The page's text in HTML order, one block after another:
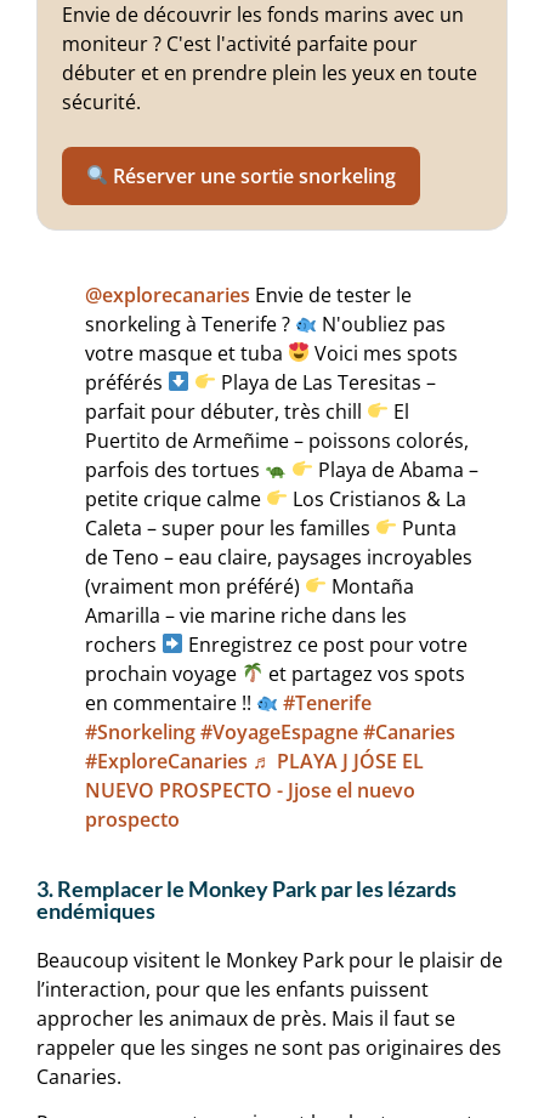
Envie de découvrir les fonds marins avec un
moniteur ? C'est l'activité parfaite pour
débuter et en prendre plein les yeux en toute
sécurité.
Réserver une sortie snorkeling
@explorecanaries Envie de tester le
snorkeling à Tenerife ?
N'oubliez pas
votre masque et tuba
Voici mes spots
préférés
Playa de Las Teresitas –
parfait pour débuter, très chill
El
Puertito de Armeñime – poissons colorés,
parfois des tortues
Playa de Abama –
petite crique calme
Los Cristianos & La
Caleta – super pour les familles
Punta
de Teno – eau claire, paysages incroyables
(vraiment mon préféré)
Montaña
Amarilla – vie marine riche dans les
rochers
Enregistrez ce post pour votre
prochain voyage
et partagez vos spots
en commentaire !!
#Tenerife
#Snorkeling#VoyageEspagne#Canaries
#ExploreCanaries ♬ PLAYA J JÓSE EL
NUEVO PROSPECTO - Jjose el nuevo
prospecto
3. Remplacer le Monkey Park par les lézards
endémiques
Beaucoup visitent le Monkey Park pour le plaisir de
l’interaction, pour que les enfants puissent
approcher les animaux de près. Mais il faut se
rappeler que les singes ne sont pas originaires des
Canaries.